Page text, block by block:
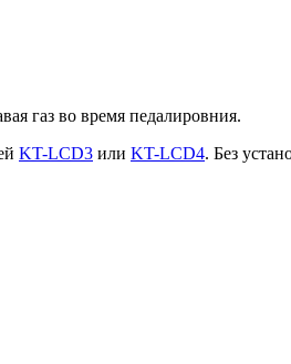
газ во время педалировния.
KT-LCD3 или KT-LCD4. Без